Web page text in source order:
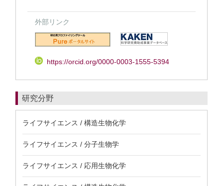
外部リンク
https://orcid.org/0000-0003-1555-5394
研究分野
ライフサイエンス / 構造生物化学
ライフサイエンス / 分子生物学
ライフサイエンス / 応用生物化学